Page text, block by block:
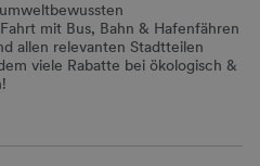
mit Bus, Bahn & Hafenfähren
allen relevanten Stadtteilen
viele Rabatte bei ökologisch &